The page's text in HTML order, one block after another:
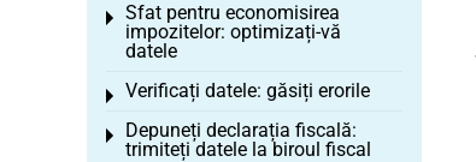
Sfat pentru economisirea
impozitelor: optimizați-vă
datele
Toggle menu
Verificați datele: găsiți erorile
Toggle menu
Depuneți declarația fiscală:
trimiteți datele la biroul fiscal
Toggle menu